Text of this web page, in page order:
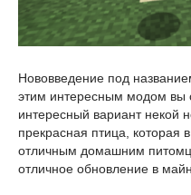
Нововведение под
этим интересным модом вы
интересный вариант некой
прекрасная птица, которая
отличным домашним
отличное обновление в